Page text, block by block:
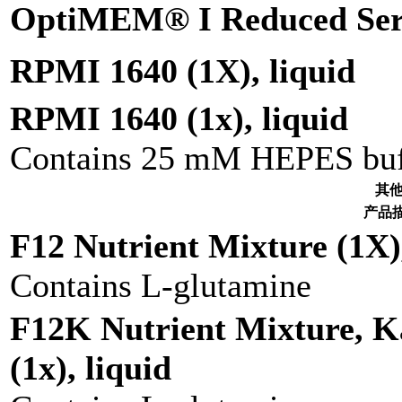
OptiMEM® I Reduced
RPMI 1640 (1X), liquid
RPMI 1640 (1x), liquid
Contains 25 mM HEPES
其
产品
F12 Nutrient Mixture
Contains L-glutamine
F12K Nutrient Mixture,
(1x), liquid